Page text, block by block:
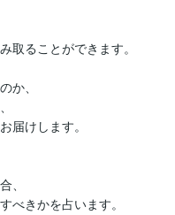
取ることができます。
か、
届けします。
、
べきかを占います。